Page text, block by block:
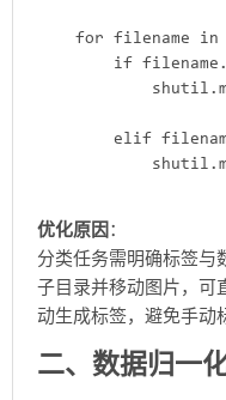
for filename in
if
elif
​优化原因​ ​：
分类任务需明确标签与
子目录并移动图片，可
动生成标签，避免手动
二、数据归一